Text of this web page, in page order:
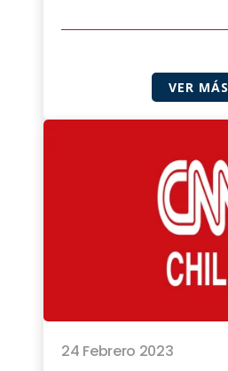
VER MÁS
24 Febrero 2023